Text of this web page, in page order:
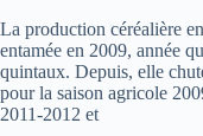
La production céréalière
entamée en 2009, année
quintaux. Depuis, elle
pour la saison agricole
2011-2012 et